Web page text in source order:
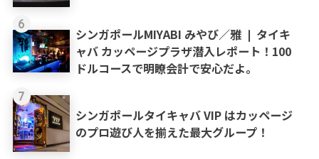
6
シンガポールMIYABI みやび／雅 ❘ タイキ
ャバ カッページプラザ潜入レポート！100
ドルコースで明瞭会計で安心だよ。
7
シンガポールタイキャバ VIP はカッページ
のプロ遊び人を揃えた最大グループ！